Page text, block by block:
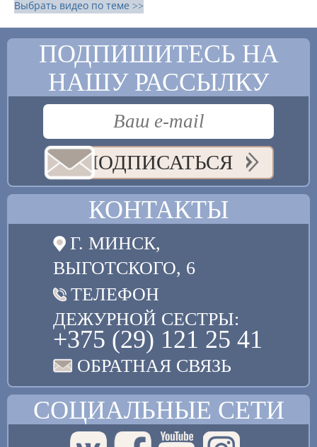
Выбрать видео по теме >>
ПОДПИШИТЕСЬ НА
НАШУ РАССЫЛКУ
ПОДПИСАТЬСЯ
КОНТАКТЫ
Г. МИНСК,
ВЫГОТСКОГО, 6
ТЕЛЕФОН
ДЕЖУРНОЙ СЕСТРЫ:
+375 (29) 121 25 41
ОБРАТНАЯ СВЯЗЬ
СОЦИАЛЬНЫЕ СЕТИ